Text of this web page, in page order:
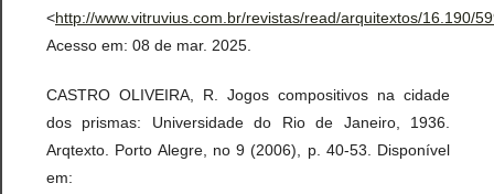
<http://www.vitruvius.com.br/revistas/read/arquitextos/16.190/
Acesso em: 08 de mar. 2025.
CASTRO OLIVEIRA, R. Jogos compositivos na cidade
dos prismas: Universidade do Rio de Janeiro, 1936.
Arqtexto. Porto Alegre, no 9 (2006), p. 40-53. Disponível
em: